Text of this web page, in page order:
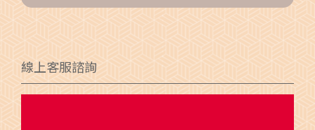
線上客服諮詢